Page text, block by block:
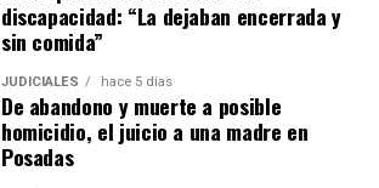
discapacidad: “La dejaban encerrada y
sin comida”
JUDICIALES hace 5 días
De abandono y muerte a posible
homicidio, el juicio a una madre en
Posadas